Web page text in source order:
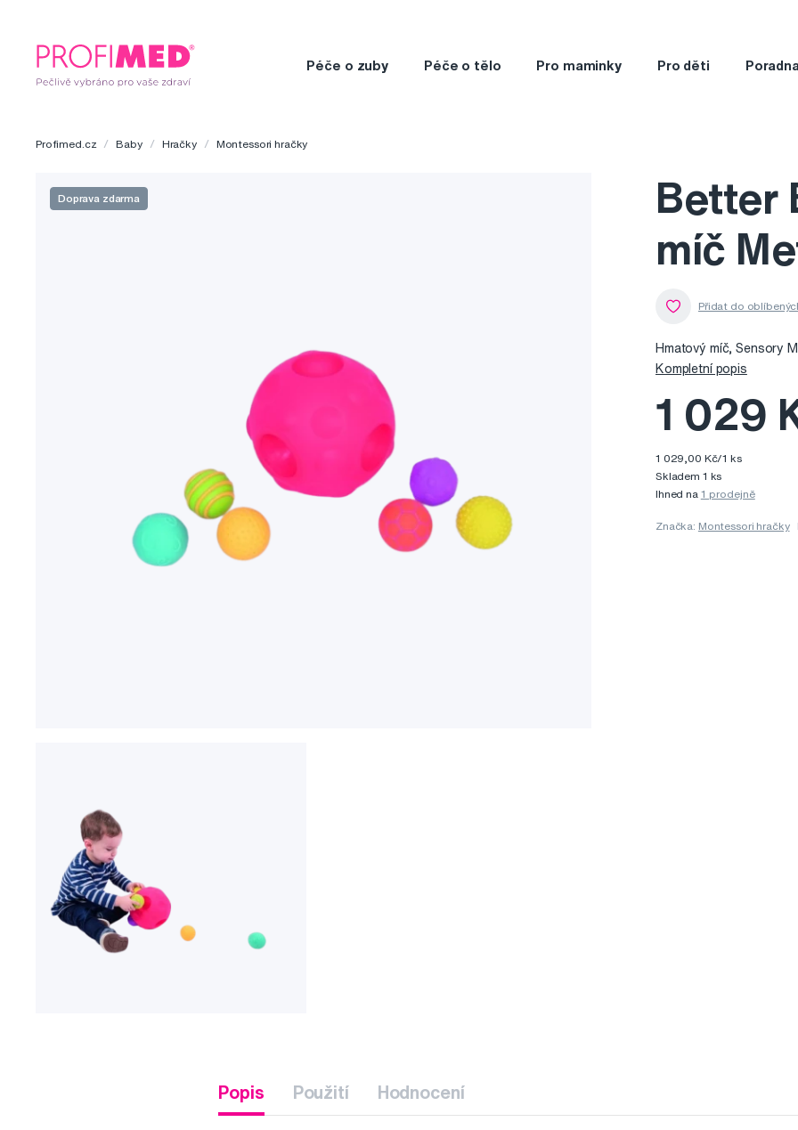
Péče o zuby Péče o tělo Pro maminky Pro děti Poradna
Profimed.cz Baby Hračky Montessori hračky
Doprava zdarma
Better
míč
Hmatový míč, Sensory
Kompletní popis
1 029
1 029,00 Kč/1 ks
Skladem 1 ks
Ihned na 1 prodejně
Značka: Montessori hračky
Popis Použití Hodnocení